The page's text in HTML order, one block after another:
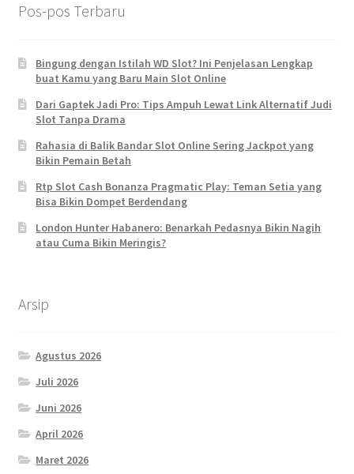
Pos-pos Terbaru
Bingung dengan Istilah WD Slot? Ini Penjelasan Lengkap
buat Kamu yang Baru Main Slot Online
Dari Gaptek Jadi Pro: Tips Ampuh Lewat Link Alternatif Judi
Slot Tanpa Drama
Rahasia di Balik Bandar Slot Online Sering Jackpot yang
Bikin Pemain Betah
Rtp Slot Cash Bonanza Pragmatic Play: Teman Setia yang
Bisa Bikin Dompet Berdendang
London Hunter Habanero: Benarkah Pedasnya Bikin Nagih
atau Cuma Bikin Meringis?
Arsip
Agustus 2026
Juli 2026
Juni 2026
April 2026
Maret 2026